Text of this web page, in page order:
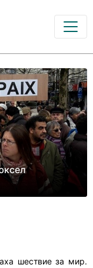
шествие за мир.